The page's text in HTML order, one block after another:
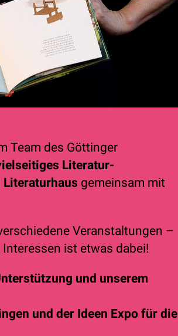
Team des Göttinger
Literatur-
Literaturhaus gemeinsam mit
Veranstaltungen –
ist etwas dabei!
und unserem
und der Ideen Expo für die